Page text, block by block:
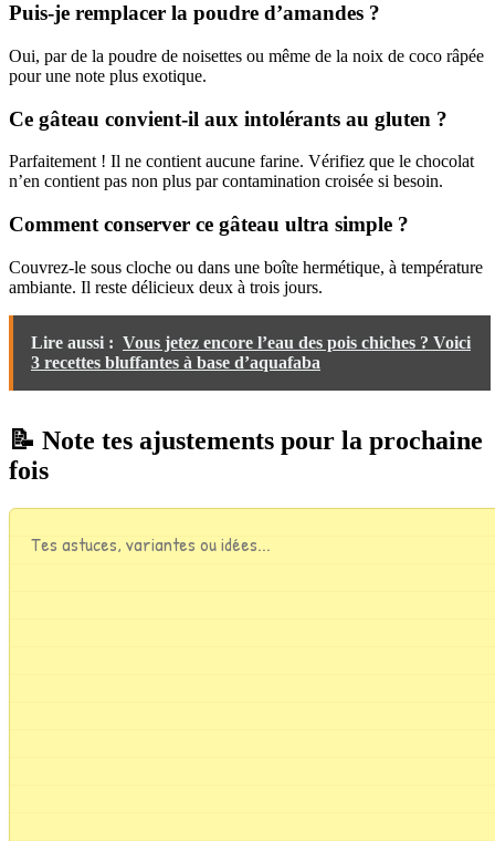
Puis-je remplacer la poudre d’amandes ?
Oui, par de la poudre de noisettes ou même de la noix de coco râpée
pour une note plus exotique.
Ce gâteau convient-il aux intolérants au gluten ?
Parfaitement ! Il ne contient aucune farine. Vérifiez que le chocolat
n’en contient pas non plus par contamination croisée si besoin.
Comment conserver ce gâteau ultra simple ?
Couvrez-le sous cloche ou dans une boîte hermétique, à température
ambiante. Il reste délicieux deux à trois jours.
Lire aussi : Vous jetez encore l’eau des pois chiches ? Voici
3 recettes bluffantes à base d’aquafaba
📝 Note tes ajustements pour la prochaine
fois